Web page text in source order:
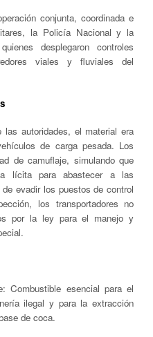
conjunta, coordinada e
, la Policía Nacional y la
desplegaron controles
viales y fluviales del
autoridades, el material era
de carga pesada. Los
de camuflaje, simulando que
lícita para abastecer a las
evadir los puestos de control
los transportadores no
por la ley para el manejo y
Combustible esencial para el
ilegal y para la extracción
de coca.